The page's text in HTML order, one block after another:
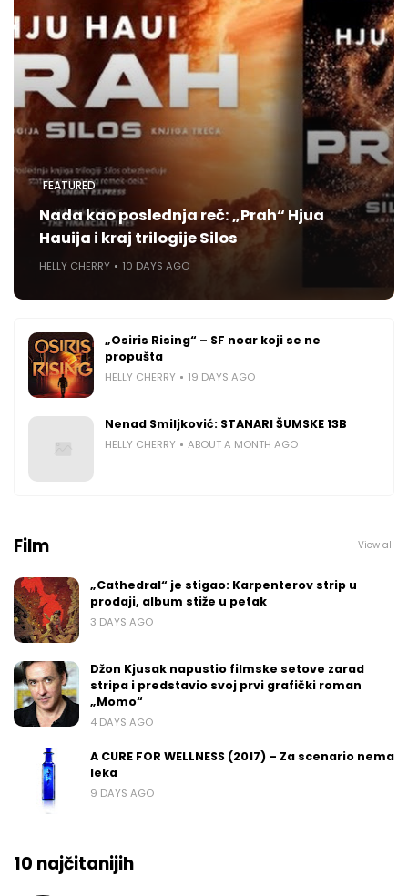
FEATURED
Nada kao poslednja reč: „Prah“ Hjua
Hauija i kraj trilogije Silos
HELLY CHERRY 10 DAYS AGO
„Osiris Rising“ – SF noar koji se ne
propušta
HELLY CHERRY 19 DAYS AGO
Nenad Smiljković: STANARI ŠUMSKE 13B
HELLY CHERRY ABOUT A MONTH AGO
Film View all
„Cathedral“ je stigao: Karpenterov strip u
prodaji, album stiže u petak
3 DAYS AGO
Džon Kjusak napustio filmske setove zarad
stripa i predstavio svoj prvi grafički roman
„Momo“
4 DAYS AGO
A CURE FOR WELLNESS (2017) – Za scenario nema
leka
9 DAYS AGO
10 najčitanijih